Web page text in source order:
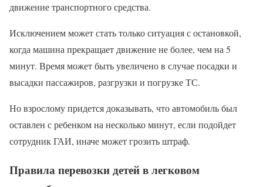
движение транспортного средства.
Исключением может стать только ситуация с остановкой,
когда машина прекращает движение не более, чем на 5
минут. Время может быть увеличено в случае посадки и
высадки пассажиров, разгрузки и погрузке ТС.
Но взрослому придется доказывать, что автомобиль был
оставлен с ребенком на несколько минут, если подойдет
сотрудник ГАИ, иначе может грозить штраф.
Правила перевозки детей в легковом